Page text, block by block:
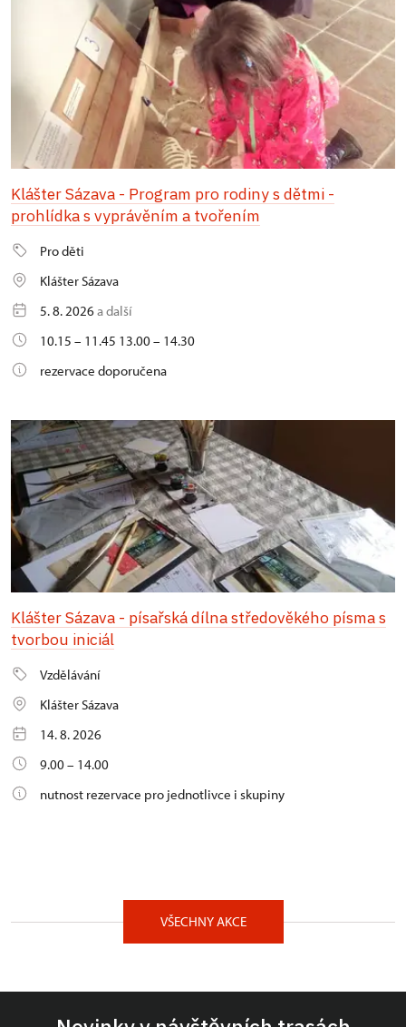
Klášter Sázava - Program pro rodiny s dětmi -
prohlídka s vyprávěním a tvořením
Pro děti
Klášter Sázava
5. 8. 2026a další
10.15 – 11.45 13.00 – 14.30
rezervace doporučena
Klášter Sázava - písařská dílna středověkého písma s
tvorbou iniciál
Vzdělávání
Klášter Sázava
14. 8. 2026
9.00 – 14.00
nutnost rezervace pro jednotlivce i skupiny
VŠECHNY AKCE